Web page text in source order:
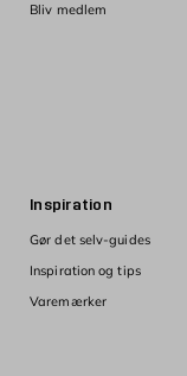
Bliv medlem
Inspiration
Gør det selv-guides
Inspiration og tips
Varemærker